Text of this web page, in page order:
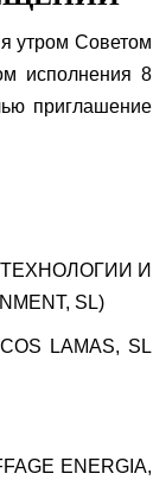
утром Советом
исполнения 8
приглашение
И
SL)
LAMAS, SL
ENERGIA,